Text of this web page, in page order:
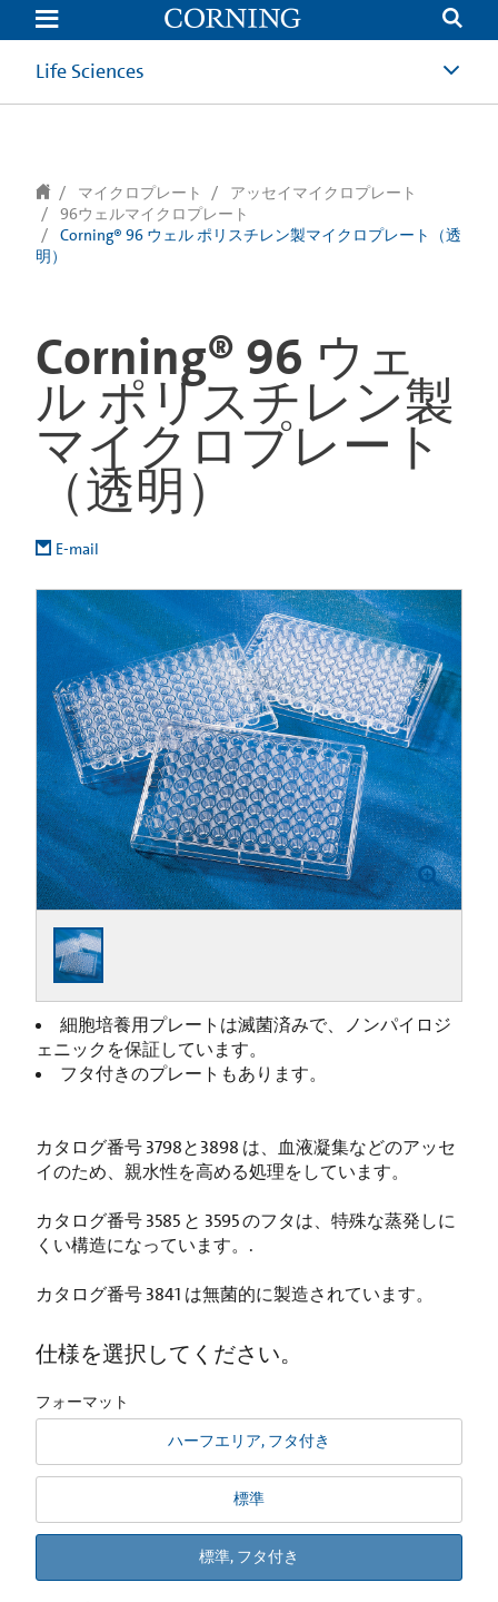
text.skipToContent
text.skipToNavigation
Life Sciences
マイクロプレート
アッセイマイクロプレート
96ウェルマイクロプレート
Corning® 96 ウェル ポリスチレン製マイクロプレート（透
明）
Corning® 96 ウェ
ル ポリスチレン製
マイクロプレート
（透明）
E-mail
細胞培養用プレートは滅菌済みで、ノンパイロジ
ェニックを保証しています。
フタ付きのプレートもあります。
カタログ番号 3798と3898 は、血液凝集などのアッセ
イのため、親水性を高める処理をしています。
カタログ番号 3585 と 3595 のフタは、特殊な蒸発しに
くい構造になっています。.
カタログ番号 3841 は無菌的に製造されています。
仕様を選択してください。
フォーマット
ハーフエリア, フタ付き
標準
標準, フタ付き